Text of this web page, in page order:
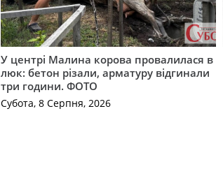
У центрі Малина корова провалилася в
люк: бетон різали, арматуру відгинали
три години. ФОТО
Субота, 8 Серпня, 2026